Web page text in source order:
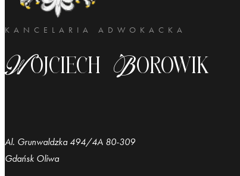
KANCELARIA ADWOKACKA
Wojciech Borowik
Al. Grunwaldzka 494/4A 80-309
Gdańsk Oliwa